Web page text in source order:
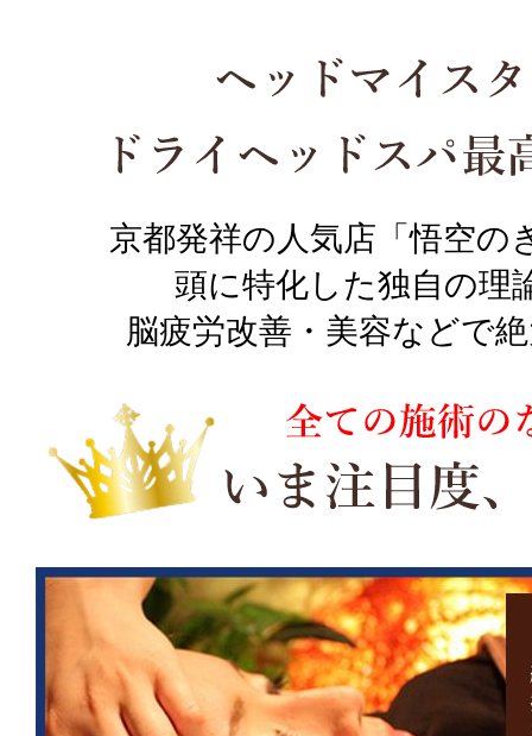
京都発祥の人気店「悟空の
頭に特化した独自の理
脳疲労改善・美容などで